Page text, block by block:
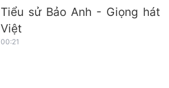
Tiểu sử Bảo Anh - Giọng hát
Việt
00:21